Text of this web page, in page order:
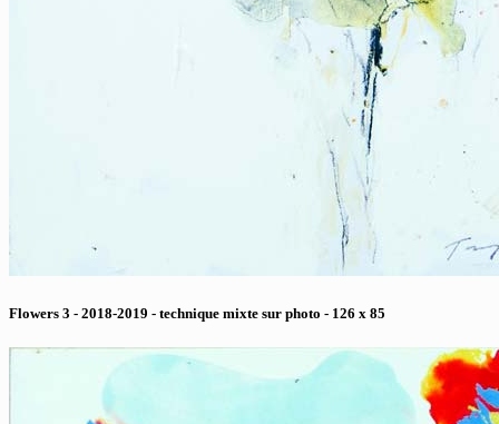
Flowers 3 - 2018-2019 - technique mixte sur photo - 126 x 85